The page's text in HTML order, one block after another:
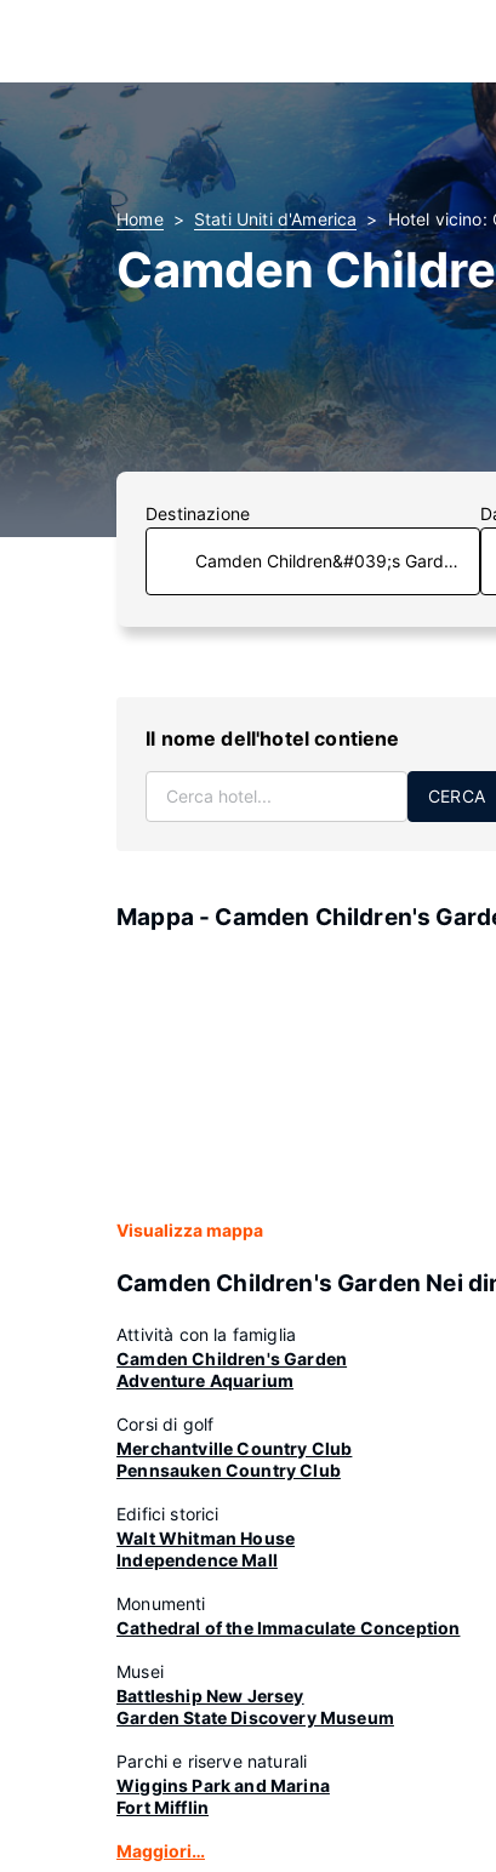
Home Stati Uniti d'America Hotel vicino:
Camden
Destinazione
Il nome dell'hotel contiene
CERCA
Mappa - Camden Children's
Visualizza mappa
Camden Children's Garden Nei
Attività con la famiglia
Camden Children's Garden
Adventure Aquarium
Corsi di golf
Merchantville Country Club
Pennsauken Country Club
Edifici storici
Walt Whitman House
Independence Mall
Monumenti
Cathedral of the Immaculate Conception
Musei
Battleship New Jersey
Garden State Discovery Museum
Parchi e riserve naturali
Wiggins Park and Marina
Fort Mifflin
Maggiori…